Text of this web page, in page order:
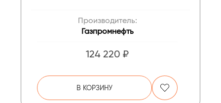
Производитель:
Газпромнефть
124 220 ₽
В КОРЗИНУ